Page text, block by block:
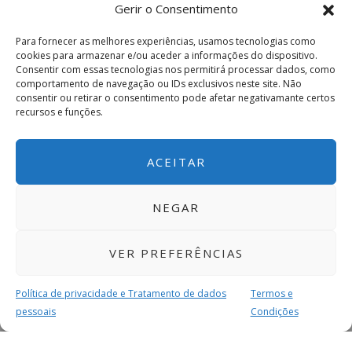
Gerir o Consentimento
Para fornecer as melhores experiências, usamos tecnologias como
cookies para armazenar e/ou aceder a informações do dispositivo.
Consentir com essas tecnologias nos permitirá processar dados, como
comportamento de navegação ou IDs exclusivos neste site. Não
consentir ou retirar o consentimento pode afetar negativamante certos
recursos e funções.
ACEITAR
NEGAR
VER PREFERÊNCIAS
Política de privacidade e Tratamento de dados
pessoais
Termos e
Condições